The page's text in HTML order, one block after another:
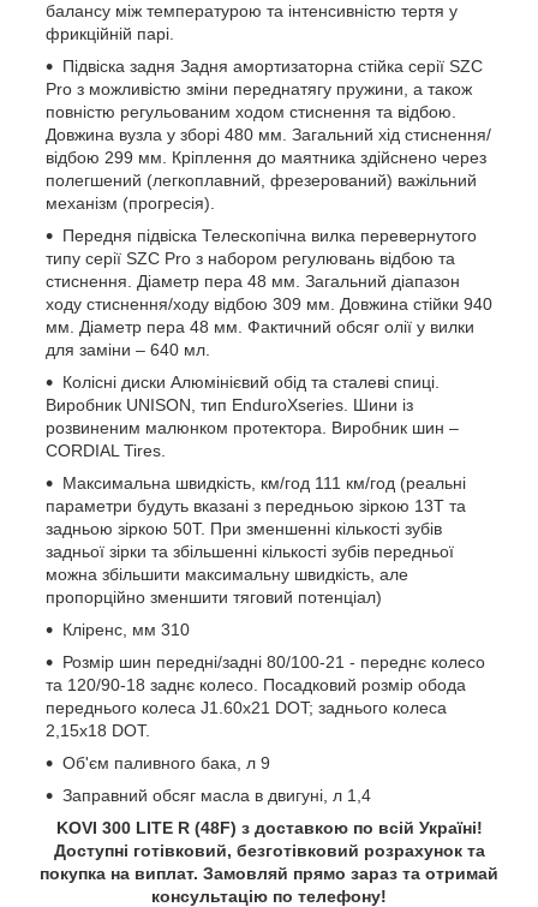
балансу між температурою та інтенсивністю тертя у
фрикційній парі.
Підвіска задня Задня амортизаторна стійка серії SZC
Pro з можливістю зміни переднатягу пружини, а також
повністю регульованим ходом стиснення та відбою.
Довжина вузла у зборі 480 мм. Загальний хід стиснення/
відбою 299 мм. Кріплення до маятника здійснено через
полегшений (легкоплавний, фрезерований) важільний
механізм (прогресія).
Передня підвіска Телескопічна вилка перевернутого
типу серії SZC Pro з набором регулювань відбою та
стиснення. Діаметр пера 48 мм. Загальний діапазон
ходу стиснення/ходу відбою 309 мм. Довжина стійки 940
мм. Діаметр пера 48 мм. Фактичний обсяг олії у вилки
для заміни – 640 мл.
Колісні диски Алюмінієвий обід та сталеві спиці.
Виробник UNISON, тип EnduroXseries. Шини із
розвиненим малюнком протектора. Виробник шин –
CORDIAL Tires.
Максимальна швидкість, км/год 111 км/год (реальні
параметри будуть вказані з передньою зіркою 13T та
задньою зіркою 50T. При зменшенні кількості зубів
задньої зірки та збільшенні кількості зубів передньої
можна збільшити максимальну швидкість, але
пропорційно зменшити тяговий потенціал)
Кліренс, мм 310
Розмір шин передні/задні 80/100-21 - переднє колесо
та 120/90-18 заднє колесо. Посадковий розмір обода
переднього колеса J1.60х21 DOT; заднього колеса
2,15х18 DOT.
Об'єм паливного бака, л 9
Заправний обсяг масла в двигуні, л 1,4
KOVI 300 LITE R (48F) з доставкою по всій Україні!
Доступні готівковий, безготівковий розрахунок та
покупка на виплат. Замовляй прямо зараз та отримай
консультацію по телефону!